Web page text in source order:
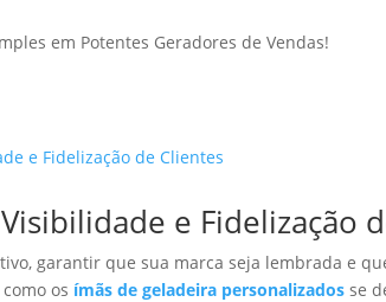
e Fidelização
garantir que sua marca seja lembrada e
os ímãs de geladeira personalizados se